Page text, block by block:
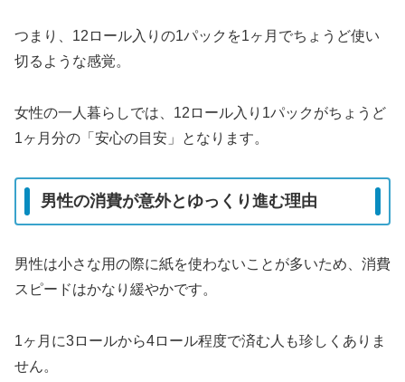
つまり、12ロール入りの1パックを1ヶ月でちょうど使い
切るような感覚。
女性の一人暮らしでは、12ロール入り1パックがちょうど
1ヶ月分の「安心の目安」となります。
男性の消費が意外とゆっくり進む理由
男性は小さな用の際に紙を使わないことが多いため、消費
スピードはかなり緩やかです。
1ヶ月に3ロールから4ロール程度で済む人も珍しくありま
せん。